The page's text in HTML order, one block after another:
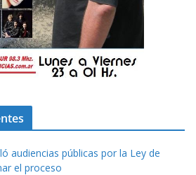
audiencias públicas por la Ley de
el proceso